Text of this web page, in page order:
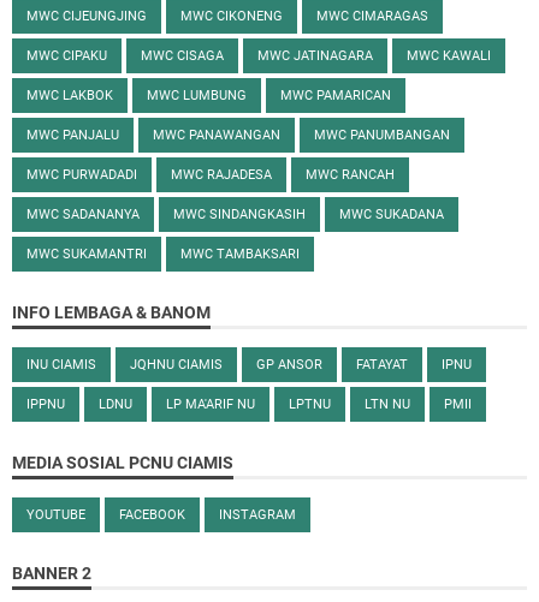
MWC CIJEUNGJING MWC CIKONENG MWC CIMARAGAS
MWC CIPAKU MWC CISAGA MWC JATINAGARA MWC KAWALI
MWC LAKBOK MWC LUMBUNG MWC PAMARICAN
MWC PANJALU MWC PANAWANGAN MWC PANUMBANGAN
MWC PURWADADI MWC RAJADESA MWC RANCAH
MWC SADANANYA MWC SINDANGKASIH MWC SUKADANA
MWC SUKAMANTRI MWC TAMBAKSARI
INFO LEMBAGA & BANOM
INU CIAMIS JQHNU CIAMIS GP ANSOR FATAYAT IPNU
IPPNU LDNU LP MA'ARIF NU LPTNU LTN NU PMII
MEDIA SOSIAL PCNU CIAMIS
YOUTUBE FACEBOOK INSTAGRAM
BANNER 2